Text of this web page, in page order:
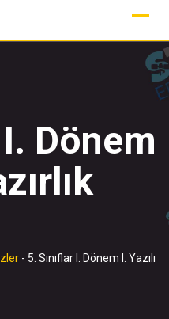
Dönem
- 5. Sınıflar I. Dönem I. Yazılı